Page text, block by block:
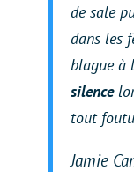
de sale
dans les
blague à
silence
tout
Jamie